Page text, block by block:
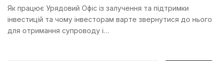
Як працює Урядовий Офіс із залучення та підтримки
інвестицій та чому інвесторам варте звернутися до нього
для отримання супроводу і…